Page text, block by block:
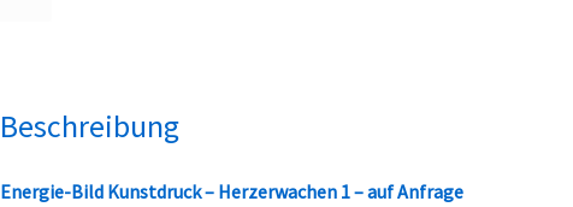
Beschreibung
Energie-Bild Kunstdruck – Herzerwachen 1 – auf Anfrage